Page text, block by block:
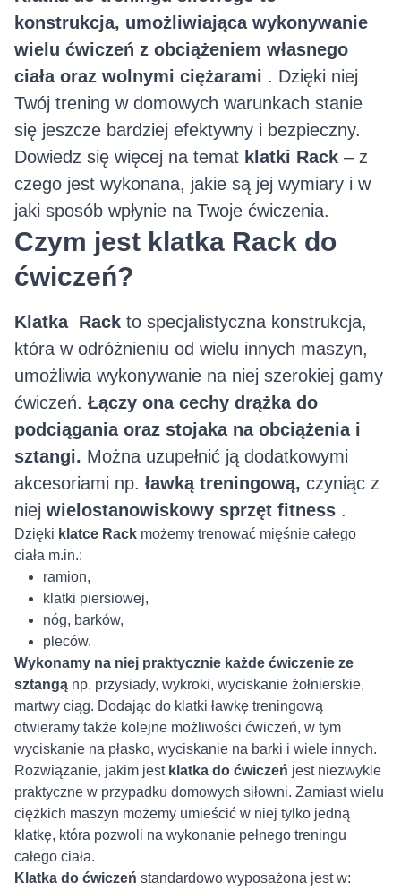
konstrukcja, umożliwiająca wykonywanie
wielu ćwiczeń z obciążeniem własnego
ciała oraz wolnymi ciężarami . Dzięki niej
Twój trening w domowych warunkach stanie
się jeszcze bardziej efektywny i bezpieczny.
Dowiedz się więcej na temat klatki Rack – z
czego jest wykonana, jakie są jej wymiary i w
jaki sposób wpłynie na Twoje ćwiczenia.
Czym jest klatka Rack do
ćwiczeń?
Klatka Rack to specjalistyczna konstrukcja,
która w odróżnieniu od wielu innych maszyn,
umożliwia wykonywanie na niej szerokiej gamy
ćwiczeń. Łączy ona cechy drążka do
podciągania oraz stojaka na obciążenia i
sztangi. Można uzupełnić ją dodatkowymi
akcesoriami np. ławką treningową, czyniąc z
niej wielostanowiskowy sprzęt fitness .
Dzięki klatce Rack możemy trenować mięśnie całego
ciała m.in.:
ramion,
klatki piersiowej,
nóg, barków,
pleców.
Wykonamy na niej praktycznie każde ćwiczenie ze
sztangą np. przysiady, wykroki, wyciskanie żołnierskie,
martwy ciąg. Dodając do klatki ławkę treningową
otwieramy także kolejne możliwości ćwiczeń, w tym
wyciskanie na płasko, wyciskanie na barki i wiele innych.
Rozwiązanie, jakim jest klatka do ćwiczeń jest niezwykle
praktyczne w przypadku domowych siłowni. Zamiast wielu
ciężkich maszyn możemy umieścić w niej tylko jedną
klatkę, która pozwoli na wykonanie pełnego treningu
całego ciała.
Klatka do ćwiczeń standardowo wyposażona jest w: